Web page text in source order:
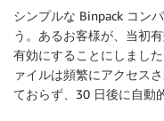
シンプルな Binpack コン
う。あるお客様が、当初
有効にすることにしまし
ァイルは頻繁にアクセス
ておらず、30 日後に自動